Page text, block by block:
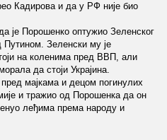
Кадирова и да у РФ није био
је Порошенко оптужио Зеленског
Путином. Зеленски му је
на коленима пред ВВП, али
да стоји Украјина.
мајкама и децом погинулих
и тражио од Порошенка да он
леђима према народу и